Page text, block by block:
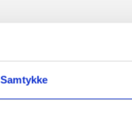
Samtykke